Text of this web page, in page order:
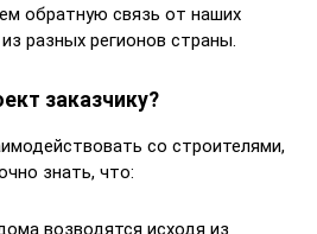
обратную связь от наших
разных регионов страны.
заказчику?
со строителями,
знать, что:
возводятся исходя из